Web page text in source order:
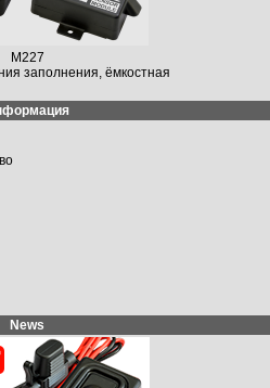
M227
заполнения, ёмкостная
News